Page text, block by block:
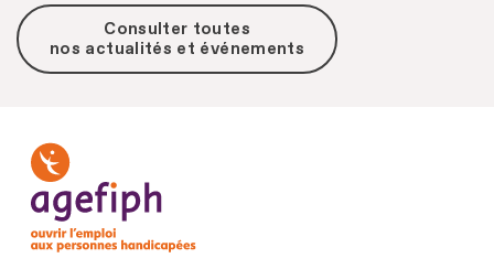
Consulter toutes
nos actualités et événements